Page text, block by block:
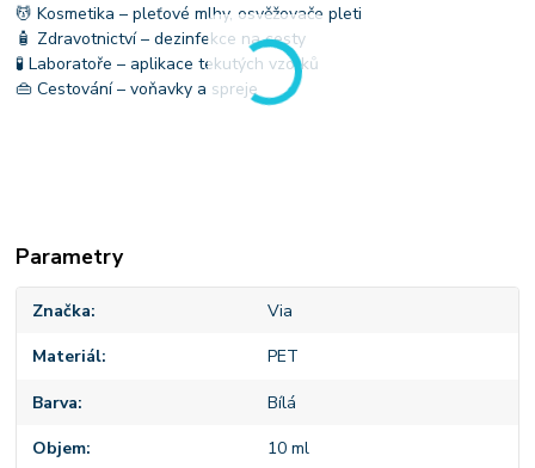
💆 Kosmetika – pleťové mlhy, osvěžovače pleti
🧴 Zdravotnictví – dezinfekce na cesty
🧪 Laboratoře – aplikace tekutých vzorků
👜 Cestování – voňavky a spreje
Parametry
Značka Via
Materiál PET
Barva Bílá
Objem 10 ml